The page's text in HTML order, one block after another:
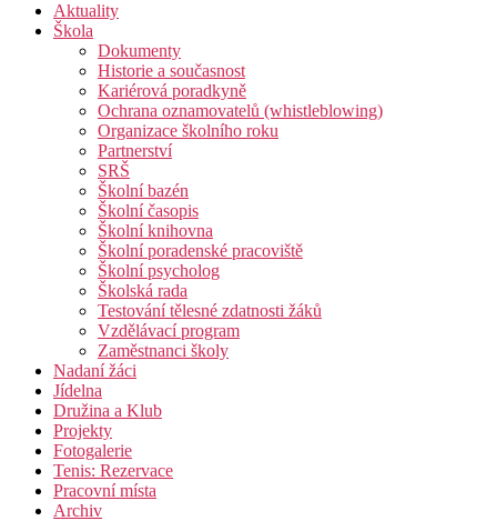
Aktuality
Škola
Dokumenty
Historie a současnost
Kariérová poradkyně
Ochrana oznamovatelů (whistleblowing)
Organizace školního roku
Partnerství
SRŠ
Školní bazén
Školní časopis
Školní knihovna
Školní poradenské pracoviště
Školní psycholog
Školská rada
Testování tělesné zdatnosti žáků
Vzdělávací program
Zaměstnanci školy
Nadaní žáci
Jídelna
Družina a Klub
Projekty
Fotogalerie
Tenis: Rezervace
Pracovní místa
Archiv